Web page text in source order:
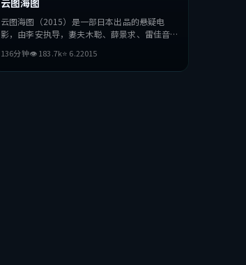
云图海图（2015）是一部日本出品的悬疑电
影，由李安执导，妻夫木聪、薛景求、雷佳音等
与抉择，节奏张弛有度，适合喜欢该类型的观众
完整观看。
136分钟👁183.7k⭐ 6.22015